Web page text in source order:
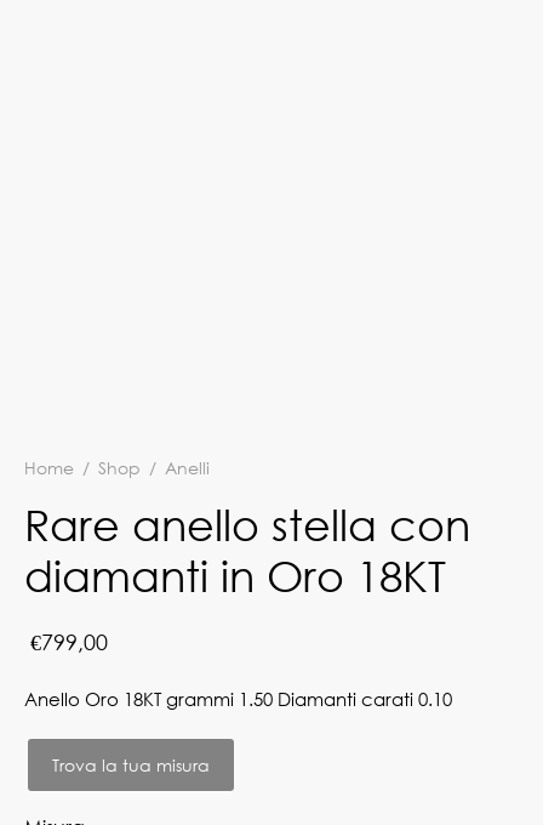
Home / Shop / Anelli
Rare anello stella con
diamanti in Oro 18KT
€799,00
Anello Oro 18KT grammi 1.50 Diamanti carati 0.10
Trova la tua misura